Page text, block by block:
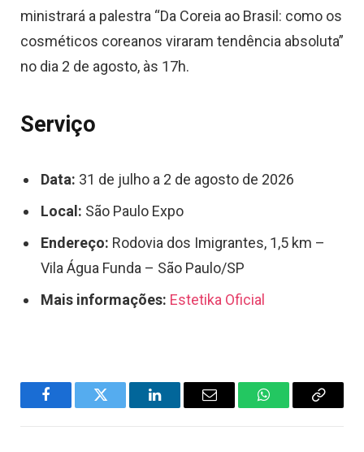
ministrará a palestra “Da Coreia ao Brasil: como os
cosméticos coreanos viraram tendência absoluta”
no dia 2 de agosto, às 17h.
Serviço
Data: 31 de julho a 2 de agosto de 2026
Local: São Paulo Expo
Endereço: Rodovia dos Imigrantes, 1,5 km –
Vila Água Funda – São Paulo/SP
Mais informações: Estetika Oficial
FacebookTwitter LinkedInEmail WhatsAppCopy